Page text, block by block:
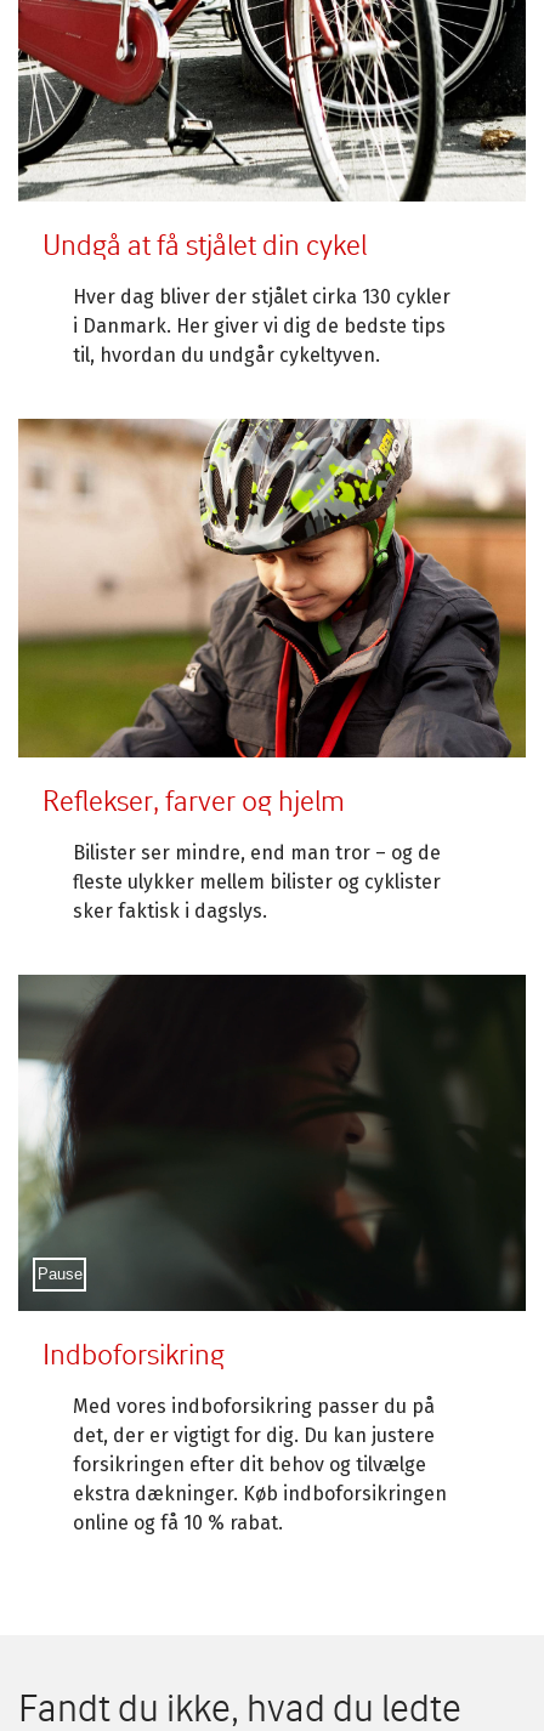
Undgå at få stjålet din cykel
Hver dag bliver der stjålet cirka 130 cykler
i Danmark. Her giver vi dig de bedste tips
til, hvordan du undgår cykeltyven.
Reflekser, farver og hjelm
Bilister ser mindre, end man tror – og de
fleste ulykker mellem bilister og cyklister
sker faktisk i dagslys.
Pause
Sæt video på pause
Indboforsikring
Med vores indboforsikring passer du på
det, der er vigtigt for dig. Du kan justere
forsikringen efter dit behov og tilvælge
ekstra dækninger. Køb indboforsikringen
online og få 10 % rabat.
Fandt du ikke, hvad du ledte